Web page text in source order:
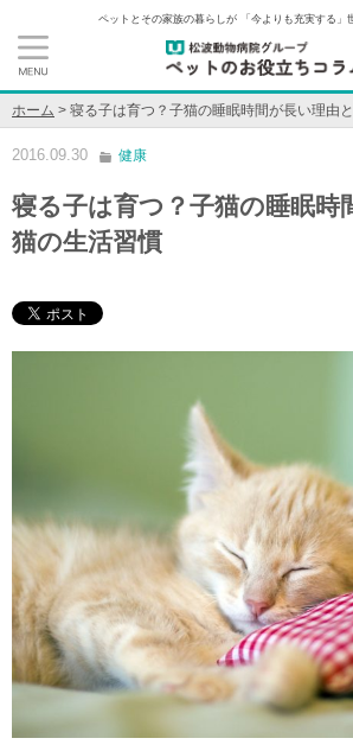
ペットとその家族の暮らしが 「今よりも充実する」
ホーム > 寝る子は育つ？子猫の睡眠時間が長い理由
2016.09.30 健康
寝る子は育つ？子猫の睡眠時
猫の生活習慣